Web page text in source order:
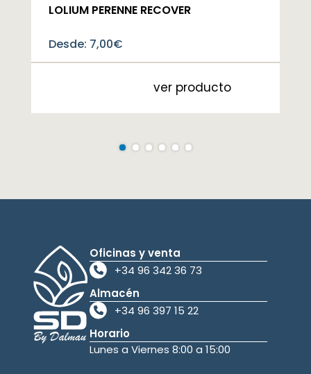
LOLIUM PERENNE RECOVER
Desde: 7,00€
ver producto
Oficinas y venta
+34 96 342 36 73
Almacén
+34 96 397 15 22
Horario
Lunes a Viernes 8:00 a 15:00